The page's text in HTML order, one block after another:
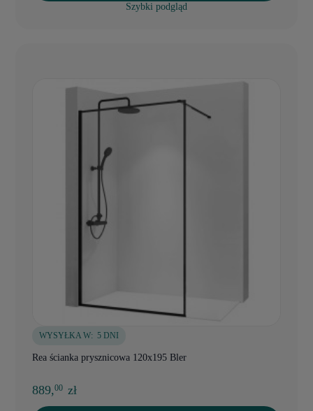
Szybki podgląd
WYSYŁKA W: 5 DNI
Rea ścianka prysznicowa 120x195 Bler
889,00 zł